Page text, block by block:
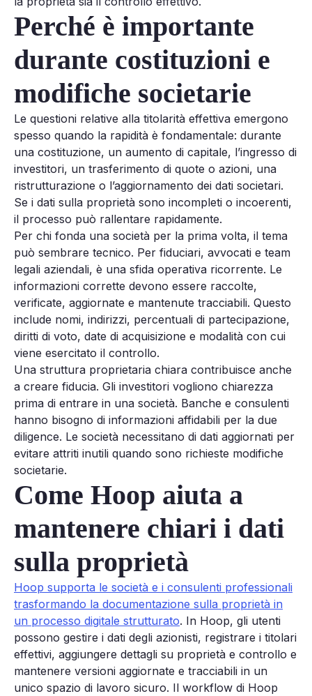
Perché è importante
durante costituzioni e
modifiche societarie
Le questioni relative alla titolarità effettiva emergono
spesso quando la rapidità è fondamentale: durante
una costituzione, un aumento di capitale, l’ingresso di
investitori, un trasferimento di quote o azioni, una
ristrutturazione o l’aggiornamento dei dati societari.
Se i dati sulla proprietà sono incompleti o incoerenti,
il processo può rallentare rapidamente.
Per chi fonda una società per la prima volta, il tema
può sembrare tecnico. Per fiduciari, avvocati e team
legali aziendali, è una sfida operativa ricorrente. Le
informazioni corrette devono essere raccolte,
verificate, aggiornate e mantenute tracciabili. Questo
include nomi, indirizzi, percentuali di partecipazione,
diritti di voto, date di acquisizione e modalità con cui
viene esercitato il controllo.
Una struttura proprietaria chiara contribuisce anche
a creare fiducia. Gli investitori vogliono chiarezza
prima di entrare in una società. Banche e consulenti
hanno bisogno di informazioni affidabili per la due
diligence. Le società necessitano di dati aggiornati per
evitare attriti inutili quando sono richieste modifiche
societarie.
Come Hoop aiuta a
mantenere chiari i dati
sulla proprietà
Hoop supporta le società e i consulenti professionali
trasformando la documentazione sulla proprietà in
un processo digitale strutturato. In Hoop, gli utenti
possono gestire i dati degli azionisti, registrare i titolari
effettivi, aggiungere dettagli su proprietà e controllo e
mantenere versioni aggiornate e tracciabili in un
unico spazio di lavoro sicuro. Il workflow di Hoop